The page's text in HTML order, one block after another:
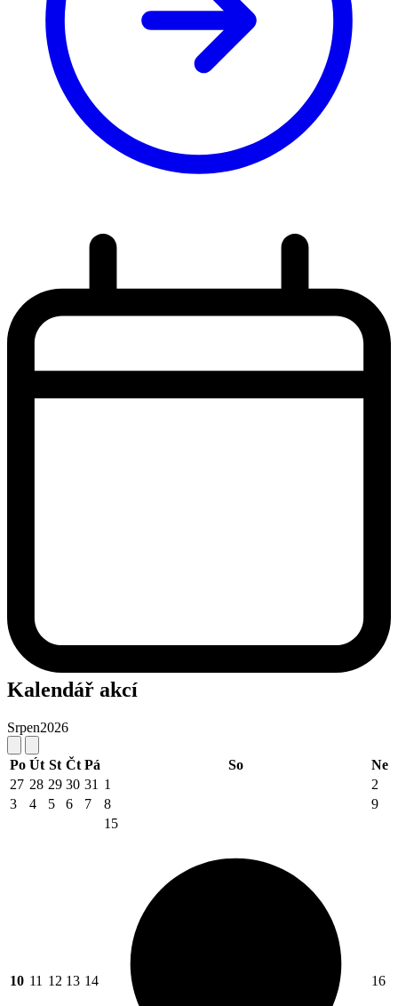
Kalendář akcí
Srpen2026
Po Út St Čt Pá So
Ne
27 28 29 30 31 1
2
3
4 5 6 7 8 9
10 11 12 13 14
15
16